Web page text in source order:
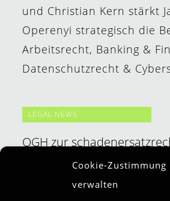
Cookie-Zustimmung
verwalten
und Christian Kern stärkt
Operenyi strategisch die
Arbeitsrecht, Banking &
Datenschutzrecht &
LEGAL NEWS
OGH zur
Verjährung bei anhängigen
Strafverfahren